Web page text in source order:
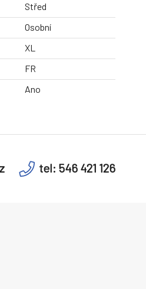
Střed
Osobní
XL
FR
Ano
tel: 546 421 126